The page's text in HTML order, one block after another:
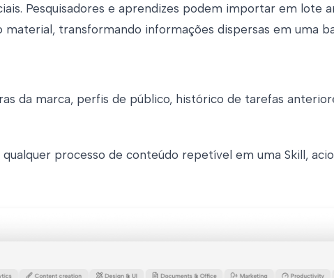
Pesquisadores e aprendizes podem importar em lote
transformando informações dispersas em uma
da marca, perfis de público, histórico de tarefas
processo de conteúdo repetível em uma Skill,